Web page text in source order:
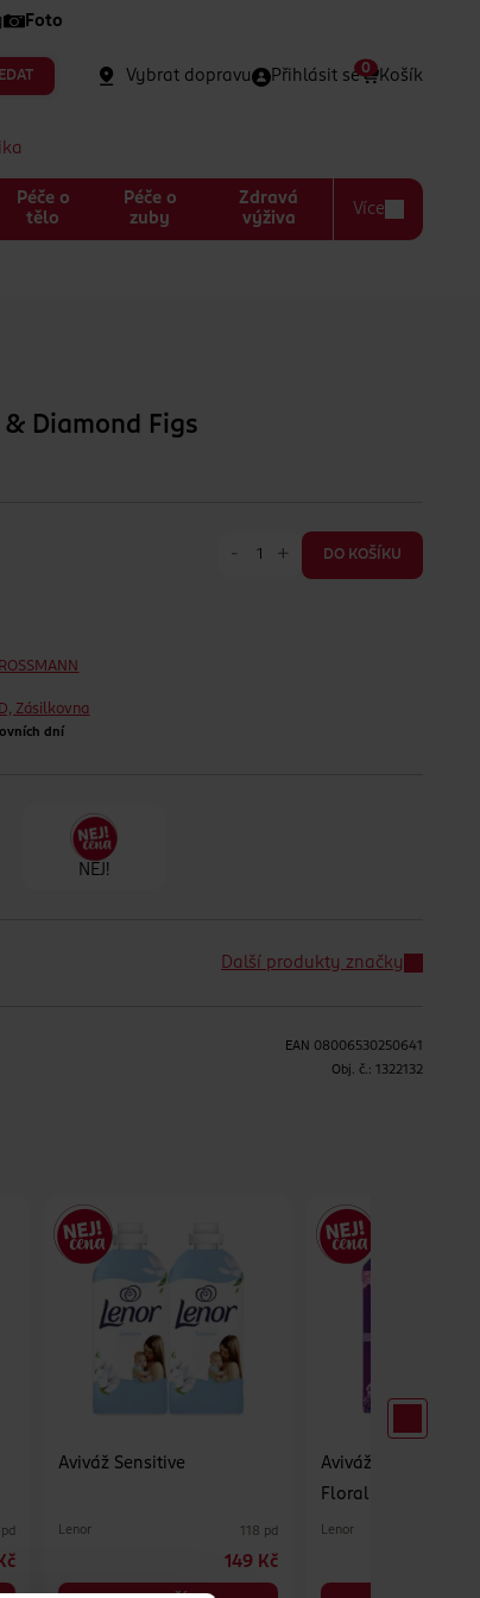
Foto
Vybrat dopravu Přihlásit se Košík
0
Péče o
tělo
Péče o
zuby
Zdravá
výživa
Více
Diamond Figs
- + DO KOŠÍKU
Zásilkovna
dní
NEJ!
Další produkty značky
EAN 08006530250641
Obj. č.: 1322132
Aviváž Sensitive
Lenor 118 pd
149 Kč
Aviváž Parfume
Floral Bouquet
Lenor